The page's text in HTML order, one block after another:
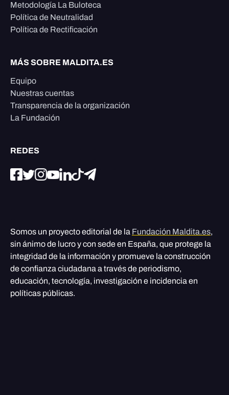
Metodología La Buloteca
Política de Neutralidad
Política de Rectificación
MÁS SOBRE MALDITA.ES
Equipo
Nuestras cuentas
Transparencia de la organización
La Fundación
REDES
Somos un proyecto editorial de la Fundación Maldita.es,
sin ánimo de lucro y con sede en España, que protege la
integridad de la información y promueve la construcción
de confianza ciudadana a través de periodismo,
educación, tecnología, investigación e incidencia en
políticas públicas.